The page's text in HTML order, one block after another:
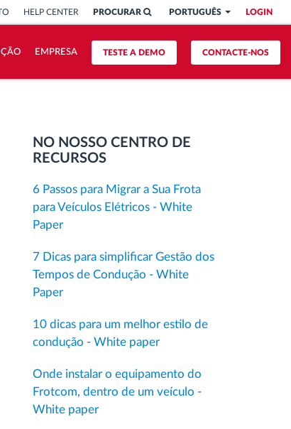
LOGIN
PORTUGUÊS
PROCURAR
HELP CENTER
CONTACTE-NOS
TESTE A DEMO
EMPRESA
NO NOSSO CENTRO DE
RECURSOS
6 Passos para Migrar a Sua Frota
para Veículos Elétricos - White
Paper
7 Dicas para simplificar Gestão dos
Tempos de Condução - White
Paper
10 dicas para um melhor estilo de
condução - White paper
Onde instalar o equipamento do
Frotcom, dentro de um veículo -
White paper